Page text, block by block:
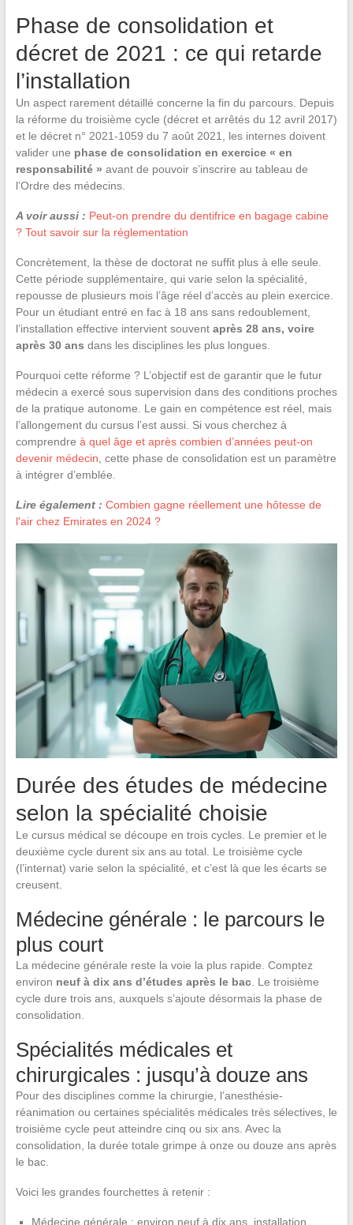
Phase de consolidation et
décret de 2021 : ce qui retarde
l’installation
Un aspect rarement détaillé concerne la fin du parcours. Depuis
la réforme du troisième cycle (décret et arrêtés du 12 avril 2017)
et le décret n° 2021-1059 du 7 août 2021, les internes doivent
valider une phase de consolidation en exercice « en
responsabilité » avant de pouvoir s’inscrire au tableau de
l’Ordre des médecins.
A voir aussi : Peut-on prendre du dentifrice en bagage cabine
? Tout savoir sur la réglementation
Concrètement, la thèse de doctorat ne suffit plus à elle seule.
Cette période supplémentaire, qui varie selon la spécialité,
repousse de plusieurs mois l’âge réel d’accès au plein exercice.
Pour un étudiant entré en fac à 18 ans sans redoublement,
l’installation effective intervient souvent après 28 ans, voire
après 30 ans dans les disciplines les plus longues.
Pourquoi cette réforme ? L’objectif est de garantir que le futur
médecin a exercé sous supervision dans des conditions proches
de la pratique autonome. Le gain en compétence est réel, mais
l’allongement du cursus l’est aussi. Si vous cherchez à
comprendre à quel âge et après combien d’années peut-on
devenir médecin , cette phase de consolidation est un paramètre
à intégrer d’emblée.
Lire également : Combien gagne réellement une hôtesse de
l'air chez Emirates en 2024 ?
Durée des études de médecine
selon la spécialité choisie
Le cursus médical se découpe en trois cycles. Le premier et le
deuxième cycle durent six ans au total. Le troisième cycle
(l’internat) varie selon la spécialité, et c’est là que les écarts se
creusent.
Médecine générale : le parcours le
plus court
La médecine générale reste la voie la plus rapide. Comptez
environ neuf à dix ans d’études après le bac. Le troisième
cycle dure trois ans, auxquels s’ajoute désormais la phase de
consolidation.
Spécialités médicales et
chirurgicales : jusqu’à douze ans
Pour des disciplines comme la chirurgie, l’anesthésie-
réanimation ou certaines spécialités médicales très sélectives, le
troisième cycle peut atteindre cinq ou six ans. Avec la
consolidation, la durée totale grimpe à onze ou douze ans après
le bac.
Voici les grandes fourchettes à retenir :
Médecine générale : environ neuf à dix ans, installation